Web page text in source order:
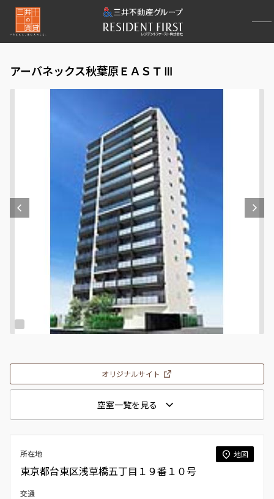
アーバネックス秋葉原ＥＡＳＴⅢ
オリジナルサイト
空室一覧を見る
所在地 地図
東京都台東区浅草橋五丁目１９番１０号
交通